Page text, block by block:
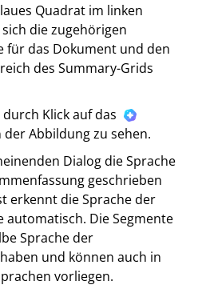
Quadrat im linken
die zugehörigen
für das Dokument und den
des Summary-Grids
Klick auf das
Abbildung zu sehen.
Dialog die Sprache
geschrieben
erkennt die Sprache der
automatisch. Die Segmente
Sprache der
und können auch in
vorliegen.